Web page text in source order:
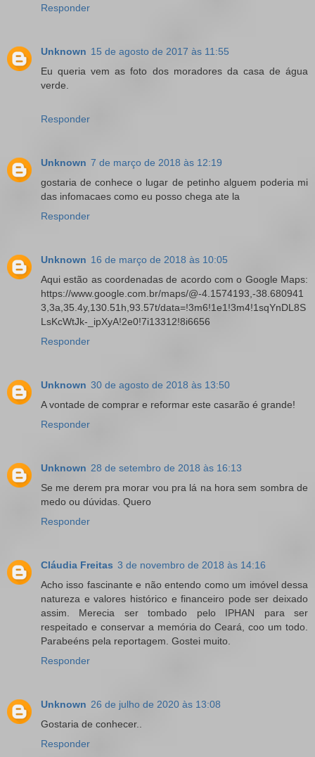
Responder
Unknown 15 de agosto de 2017 às 11:55
Eu queria vem as foto dos moradores da casa de água
verde.
Responder
Unknown 7 de março de 2018 às 12:19
gostaria de conhece o lugar de petinho alguem poderia mi
das infomacaes como eu posso chega ate la
Responder
Unknown 16 de março de 2018 às 10:05
Aqui estão as coordenadas de acordo com o Google Maps:
https://www.google.com.br/maps/@-4.1574193,-38.680941
3,3a,35.4y,130.51h,93.57t/data=!3m6!1e1!3m4!1sqYnDL8S
LsKcWtJk-_ipXyA!2e0!7i13312!8i6656
Responder
Unknown 30 de agosto de 2018 às 13:50
A vontade de comprar e reformar este casarão é grande!
Responder
Unknown 28 de setembro de 2018 às 16:13
Se me derem pra morar vou pra lá na hora sem sombra de
medo ou dúvidas. Quero
Responder
Cláudia Freitas 3 de novembro de 2018 às 14:16
Acho isso fascinante e não entendo como um imóvel dessa
natureza e valores histórico e financeiro pode ser deixado
assim. Merecia ser tombado pelo IPHAN para ser
respeitado e conservar a memória do Ceará, coo um todo.
Parabeéns pela reportagem. Gostei muito.
Responder
Unknown 26 de julho de 2020 às 13:08
Gostaria de conhecer..
Responder